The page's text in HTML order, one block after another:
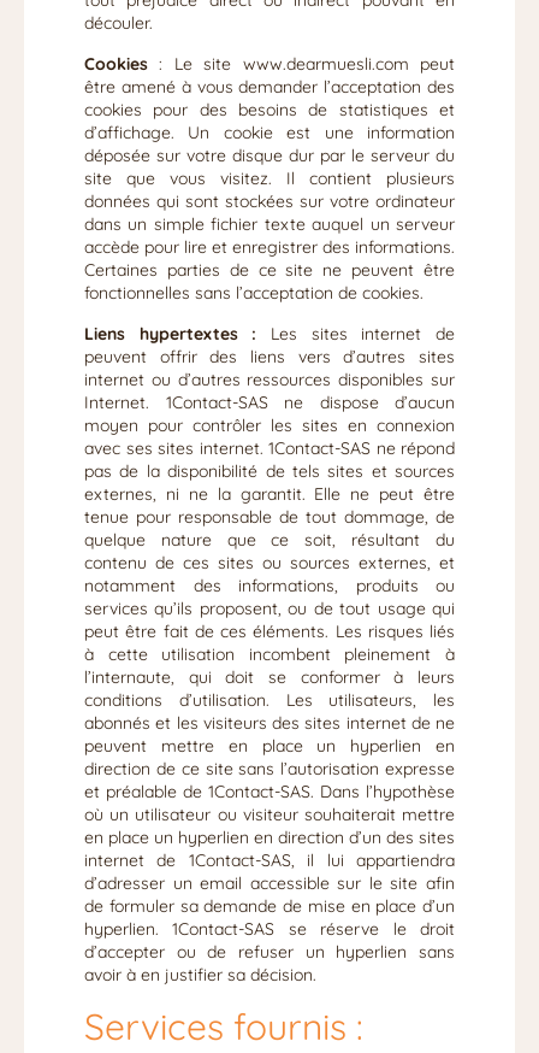
découler.
Cookies : Le site www.dearmuesli.com peut
être amené à vous demander l’acceptation des
cookies pour des besoins de statistiques et
d’affichage. Un cookie est une information
déposée sur votre disque dur par le serveur du
site que vous visitez. Il contient plusieurs
données qui sont stockées sur votre ordinateur
dans un simple fichier texte auquel un serveur
accède pour lire et enregistrer des informations.
Certaines parties de ce site ne peuvent être
fonctionnelles sans l’acceptation de cookies.
Liens hypertextes : Les sites internet de
peuvent offrir des liens vers d’autres sites
internet ou d’autres ressources disponibles sur
Internet. 1Contact-SAS ne dispose d’aucun
moyen pour contrôler les sites en connexion
avec ses sites internet. 1Contact-SAS ne répond
pas de la disponibilité de tels sites et sources
externes, ni ne la garantit. Elle ne peut être
tenue pour responsable de tout dommage, de
quelque nature que ce soit, résultant du
contenu de ces sites ou sources externes, et
notamment des informations, produits ou
services qu’ils proposent, ou de tout usage qui
peut être fait de ces éléments. Les risques liés
à cette utilisation incombent pleinement à
l’internaute, qui doit se conformer à leurs
conditions d’utilisation. Les utilisateurs, les
abonnés et les visiteurs des sites internet de ne
peuvent mettre en place un hyperlien en
direction de ce site sans l’autorisation expresse
et préalable de 1Contact-SAS. Dans l’hypothèse
où un utilisateur ou visiteur souhaiterait mettre
en place un hyperlien en direction d’un des sites
internet de 1Contact-SAS, il lui appartiendra
d’adresser un email accessible sur le site afin
de formuler sa demande de mise en place d’un
hyperlien. 1Contact-SAS se réserve le droit
d’accepter ou de refuser un hyperlien sans
avoir à en justifier sa décision.
Services fournis :